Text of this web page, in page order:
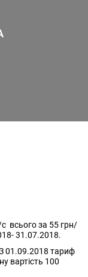
всього за 55 грн/
31.07.2018.
01.09.2018 тариф
вартість 100